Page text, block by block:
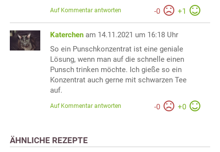
-0 +1
Auf Kommentar antworten
Katerchen am 14.11.2021 um 16:18 Uhr
So ein Punschkonzentrat ist eine geniale
Lösung, wenn man auf die schnelle einen
Punsch trinken möchte. Ich gieße so ein
Konzentrat auch gerne mit schwarzen Tee
auf.
-0 +0
Auf Kommentar antworten
ÄHNLICHE REZEPTE